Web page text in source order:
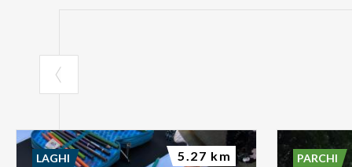
LAGHI 5.27 km PARCHI